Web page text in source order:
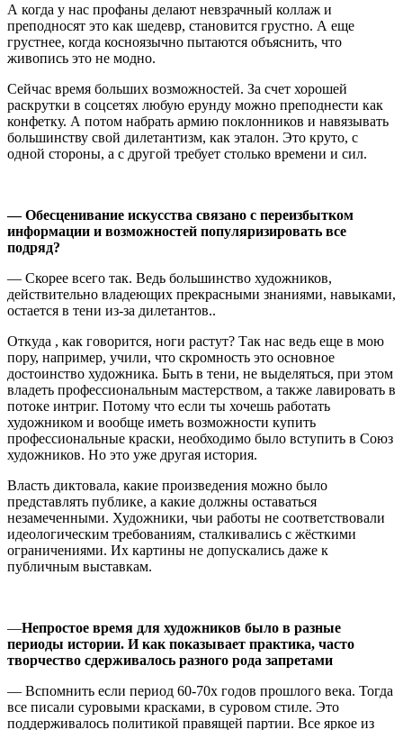
А когда у нас профаны делают невзрачный коллаж и
преподносят это как шедевр, становится грустно. А еще
грустнее, когда косноязычно пытаются объяснить, что
живопись это не модно.
Сейчас время больших возможностей. За счет хорошей
раскрутки в соцсетях любую ерунду можно преподнести как
конфетку. А потом набрать армию поклонников и навязывать
большинству свой дилетантизм, как эталон. Это круто, с
одной стороны, а с другой требует столько времени и сил.
—Обесценивание искусства связано с переизбытком
информации и возможностей популяризировать все
подряд?
— Скорее всего так. Ведь большинство художников,
действительно владеющих прекрасными знаниями, навыками,
остается в тени из-за дилетантов..
Откуда , как говорится, ноги растут? Так нас ведь еще в мою
пору, например, учили, что скромность это основное
достоинство художника. Быть в тени, не выделяться, при этом
владеть профессиональным мастерством, а также лавировать в
потоке интриг. Потому что если ты хочешь работать
художником и вообще иметь возможности купить
профессиональные краски, необходимо было вступить в Союз
художников. Но это уже другая история.
Власть диктовала, какие произведения можно было
представлять публике, а какие должны оставаться
незамеченными. Художники, чьи работы не соответствовали
идеологическим требованиям, сталкивались с жёсткими
ограничениями. Их картины не допускались даже к
публичным выставкам.
—Непростое время для художников было в разные
периоды истории. И как показывает практика, часто
творчество сдерживалось разного рода запретами
— Вспомнить если период 60-70х годов прошлого века. Тогда
все писали суровыми красками, в суровом стиле. Это
поддерживалось политикой правящей партии. Все яркое из